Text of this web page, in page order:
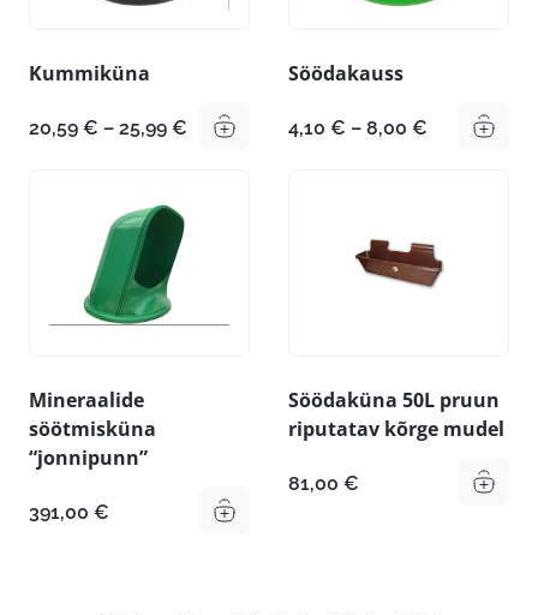
Kummiküna
20,59 € – 25,99 € Hinnavahemik:
Söödakauss
4,10 € – 8,00 €
Mineraalide
söötmisküna
“jonnipunn”
391,00 €
Söödaküna 50L pruun
riputatav kõrge mudel
81,00 €